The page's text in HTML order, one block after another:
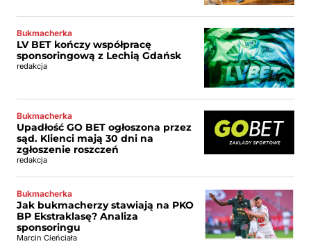
Bukmacherka
LV BET kończy współpracę
sponsoringową z Lechią Gdańsk
redakcja
Bukmacherka
Upadłość GO BET ogłoszona przez
sąd. Klienci mają 30 dni na
zgłoszenie roszczeń
redakcja
Bukmacherka
Jak bukmacherzy stawiają na PKO
BP Ekstraklasę? Analiza
sponsoringu
Marcin Cieńciała